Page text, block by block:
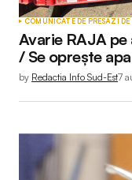
COMUNICATE DE PRESĂZI DE
Avarie RAJA
/ Se oprește apa
by Redactia Info Sud-Est7